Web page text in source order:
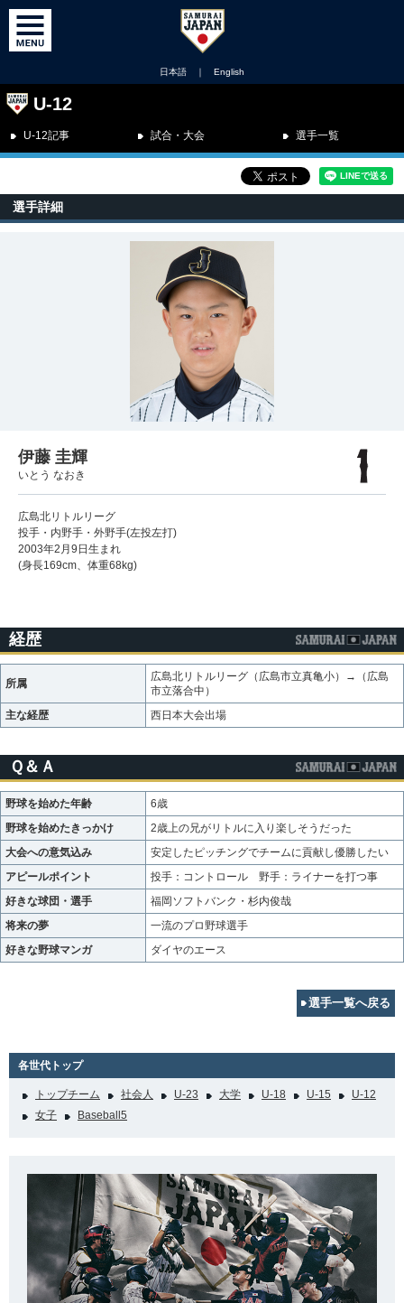
日本語 ｜ English
U-12
U-12記事 試合・大会 選手一覧
選手詳細
伊藤 圭輝
いとう なおき
広島北リトルリーグ
投手・内野手・外野手(左投左打)
2003年2月9日生まれ
(身長169cm、体重68kg)
経歴
所属
広島北リトルリーグ（広島市立真亀小）→（広島
市立落合中）
主な経歴
西日本大会出場
Ｑ＆Ａ
野球を始めた年齢
6歳
野球を始めたきっかけ
2歳上の兄がリトルに入り楽しそうだった
大会への意気込み
安定したピッチングでチームに貢献し優勝したい
アピールポイント
投手：コントロール 野手：ライナーを打つ事
好きな球団・選手
福岡ソフトバンク・杉内俊哉
将来の夢
一流のプロ野球選手
好きな野球マンガ
ダイヤのエース
選手一覧へ戻る
各世代トップ
トップチーム 社会人 U-23 大学 U-18 U-15
U-12
女子
Baseball5